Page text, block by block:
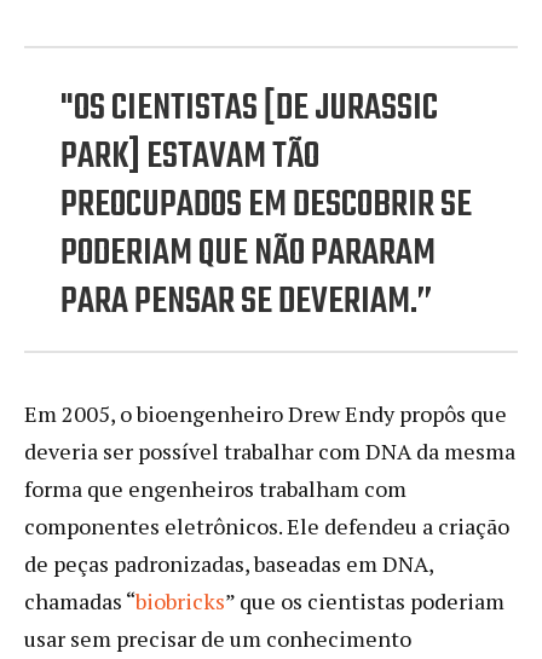
"OS CIENTISTAS [DE JURASSIC
PARK] ESTAVAM TÃO
PREOCUPADOS EM DESCOBRIR SE
PODERIAM QUE NÃO PARARAM
PARA PENSAR SE DEVERIAM.”
Em 2005, o bioengenheiro Drew Endy propôs que
deveria ser possível trabalhar com DNA da mesma
forma que engenheiros trabalham com
componentes eletrônicos. Ele defendeu a criação
de peças padronizadas, baseadas em DNA,
chamadas “biobricks” que os cientistas poderiam
usar sem precisar de um conhecimento